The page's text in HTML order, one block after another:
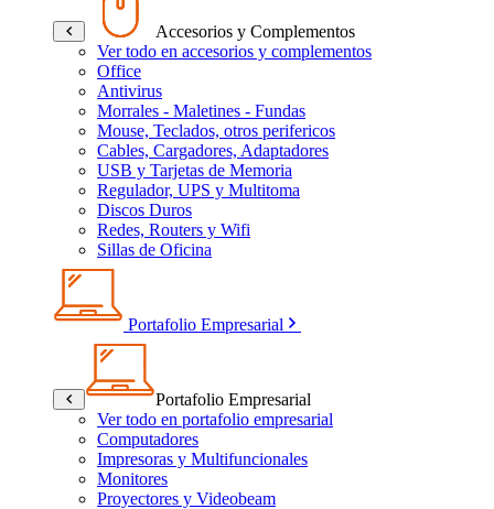
Accesorios y Complementos
Ver todo en accesorios y complementos
Office
Antivirus
Morrales - Maletines - Fundas
Mouse, Teclados, otros perifericos
Cables, Cargadores, Adaptadores
USB y Tarjetas de Memoria
Regulador, UPS y Multitoma
Discos Duros
Redes, Routers y Wifi
Sillas de Oficina
Portafolio Empresarial
Portafolio Empresarial
Ver todo en portafolio empresarial
Computadores
Impresoras y Multifuncionales
Monitores
Proyectores y Videobeam